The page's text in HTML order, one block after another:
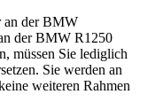
an der BMW
der BMW R1250
müssen Sie lediglich
Sie werden an
weiteren Rahmen